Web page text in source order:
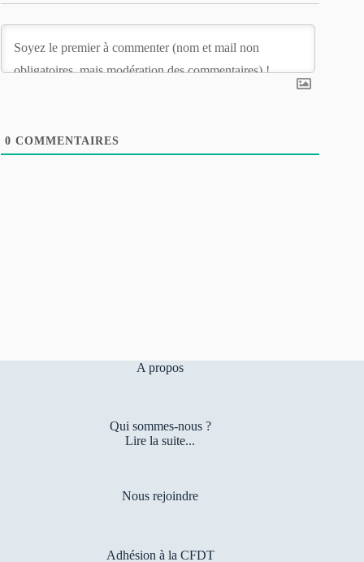
0 COMMENTAIRES
A propos
Qui sommes-nous ?
Lire la suite...
Nous rejoindre
Adhésion à la CFDT